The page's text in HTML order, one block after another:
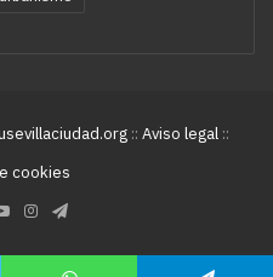
:: Aviso legal ::
cookies
YouTubeInstagram
Telegram